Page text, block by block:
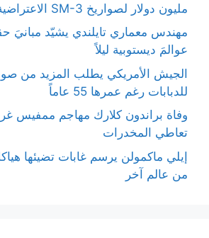
مليون دولار لصواريخ SM-3 الاعتراضية
مهندس معماري تايلندي يشيّد مبانيَ
عوالمَ ديستوبية ليلاً
الجيش الأمريكي يطلب المزيد من
للدبابات رغم عمرها 55 عاماً
وفاة براندون كلارك مهاجم ممفيس
تعاطي المخدرات
إيلي ماكمولن يرسم غابات تضيئها
من عالم آخر